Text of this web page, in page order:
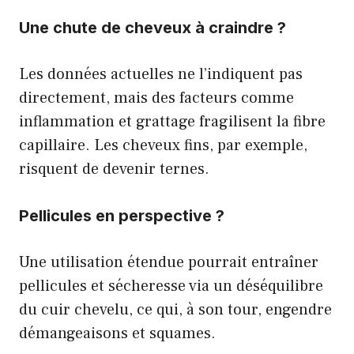
Une chute de cheveux à craindre ?
Les données actuelles ne l’indiquent pas
directement, mais des facteurs comme
inflammation et grattage fragilisent la fibre
capillaire. Les cheveux fins, par exemple,
risquent de devenir ternes.
Pellicules en perspective ?
Une utilisation étendue pourrait entraîner
pellicules et sécheresse via un déséquilibre
du cuir chevelu, ce qui, à son tour, engendre
démangeaisons et squames.